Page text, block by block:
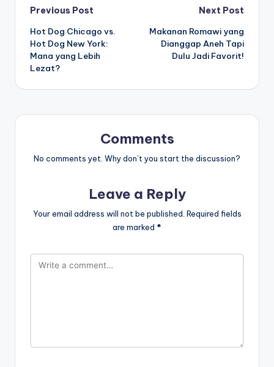
Post
navigation
Previous Post
Hot Dog Chicago vs.
Hot Dog New York:
Mana yang Lebih
Lezat?
Next Post
Makanan Romawi yang
Dianggap Aneh Tapi
Dulu Jadi Favorit!
Comments
No comments yet. Why don’t you start the discussion?
Leave a Reply
Your email address will not be published. Required fields
are marked *